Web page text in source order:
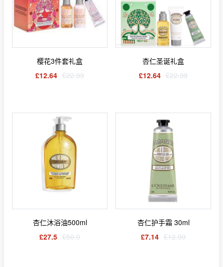
樱花3件套礼盒
£12.64 £22.99
杏仁圣诞礼盒
£12.64 £22.99
杏仁沐浴油500ml
£27.5 £50.0
杏仁护手霜 30ml
£7.14 £12.99